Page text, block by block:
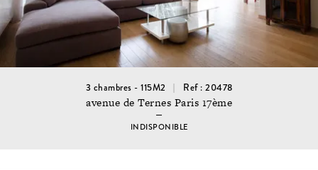
3 chambres - 115M2 Ref : 20478
avenue de Ternes Paris 17ème
INDISPONIBLE